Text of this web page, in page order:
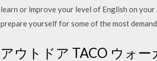
learn or improve your level of English on
prepare yourself for some of the most
アウトドア TACO ウォ